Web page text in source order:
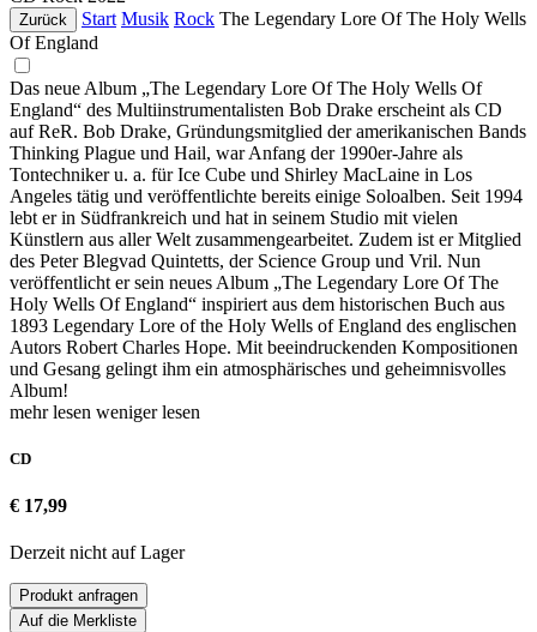
Zurück Start Musik Rock The Legendary Lore Of The Holy Wells
Of England
Das neue Album „The Legendary Lore Of The Holy Wells Of
England“ des Multiinstrumentalisten Bob Drake erscheint als CD
auf ReR. Bob Drake, Gründungsmitglied der amerikanischen Bands
Thinking Plague und Hail, war Anfang der 1990er-Jahre als
Tontechniker u. a. für Ice Cube und Shirley MacLaine in Los
Angeles tätig und veröffentlichte bereits einige Soloalben. Seit 1994
lebt er in Südfrankreich und hat in seinem Studio mit vielen
Künstlern aus aller Welt zusammengearbeitet. Zudem ist er Mitglied
des Peter Blegvad Quintetts, der Science Group und Vril. Nun
veröffentlicht er sein neues Album „The Legendary Lore Of The
Holy Wells Of England“ inspiriert aus dem historischen Buch aus
1893 Legendary Lore of the Holy Wells of England des englischen
Autors Robert Charles Hope. Mit beeindruckenden Kompositionen
und Gesang gelingt ihm ein atmosphärisches und geheimnisvolles
Album!
mehr lesen weniger lesen
CD
€ 17,99
Derzeit nicht auf Lager
Produkt anfragen
Auf die Merkliste